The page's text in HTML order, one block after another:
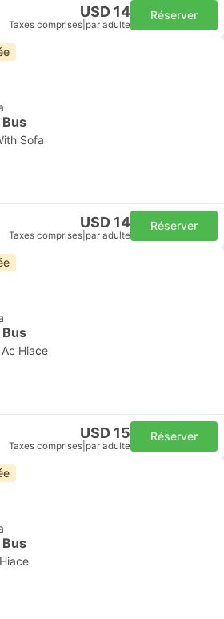
USD 14
Taxes comprises par adulte
Réserver
Sofa
USD 14
Taxes comprises par adulte
Réserver
Hiace
USD 15
Taxes comprises par adulte
Réserver